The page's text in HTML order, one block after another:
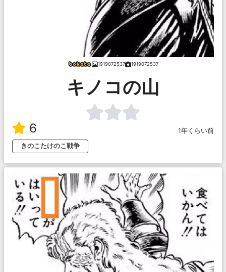
1919072537 1919072537
キノコの山
6
1年くらい前
きのこたけのこ戦争